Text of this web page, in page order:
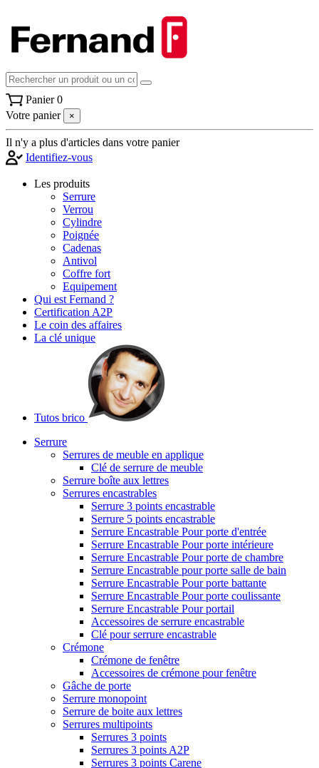
Panier 0
Votre panier
×
Il n'y a plus d'articles dans votre panier
Identifiez-vous
Les produits
Serrure
Verrou
Cylindre
Poignée
Cadenas
Antivol
Coffre fort
Equipement
Qui est Fernand ?
Certification A2P
Le coin des affaires
La clé unique
Tutos brico
Serrure
Serrures de meuble en applique
Clé de serrure de meuble
Serrure boîte aux lettres
Serrures encastrables
Serrure 3 points encastrable
Serrure 5 points encastrable
Serrure Encastrable Pour porte d'entrée
Serrure Encastrable Pour porte intérieure
Serrure Encastrable Pour porte de chambre
Serrure Encastrable pour porte salle de bain
Serrure Encastrable Pour porte battante
Serrure Encastrable Pour porte coulissante
Serrure Encastrable Pour portail
Accessoires de serrure encastrable
Clé pour serrure encastrable
Crémone
Crémone de fenêtre
Accessoires de crémone pour fenêtre
Gâche de porte
Serrure monopoint
Serrure de boite aux lettres
Serrures multipoints
Serrures 3 points
Serrures 3 points A2P
Serrures 3 points Carene